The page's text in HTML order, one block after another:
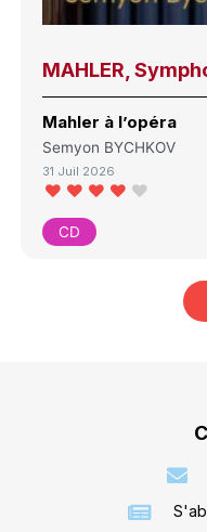
MAHLER,
Mahler à l’opéra
Semyon BYCHKOV
31 Juil 2026
CD